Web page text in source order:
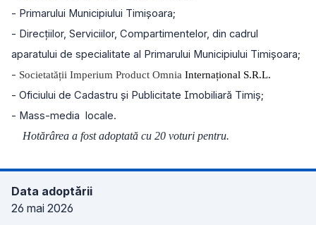
- Primarului Municipiului Timişoara;
- Direcțiilor, Serviciilor, Compartimentelor, din cadrul
aparatului de specialitate al Primarului Municipiului Timișoara;
- Societatății Imperium Product Omnia Internațional S.R.L.
- Oficiului de Cadastru și Publicitate Imobiliară Timiș;
- Mass-media locale.
Hotărârea a fost adoptată cu 20 voturi pentru.
Data adoptării
26 mai 2026